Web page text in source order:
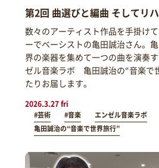
第2回 曲選びと編曲 そしてリ
数々のアーティスト作品を手掛け
ーでベーシストの亀田誠治さん。
界の楽器を集めて一つの曲を演奏
ゼル音楽ラボ 亀田誠治の“音楽で
たりお届します。
2026.3.27 fri
#芸術 #音楽
エンゼル音楽ラボ
亀田誠治の“音楽で世界旅行”